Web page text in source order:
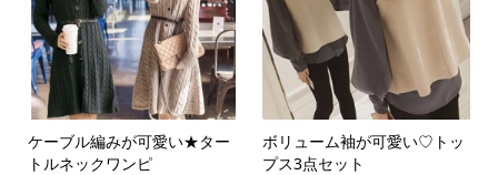
ケーブル編みが可愛い★ター
トルネックワンピ
ボリューム袖が可愛い♡トッ
プス3点セット